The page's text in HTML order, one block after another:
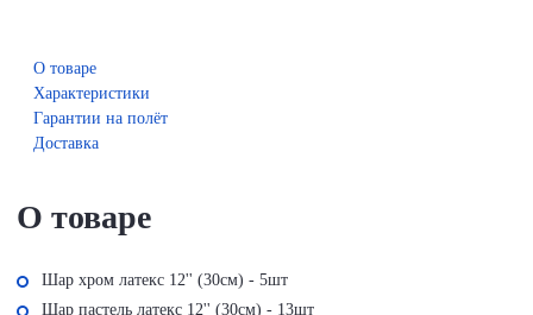
О товаре
Характеристики
Гарантии на полёт
Доставка
О товаре
Шар хром латекс 12'' (30см) - 5шт
Шар пастель латекс 12'' (30см) - 13шт